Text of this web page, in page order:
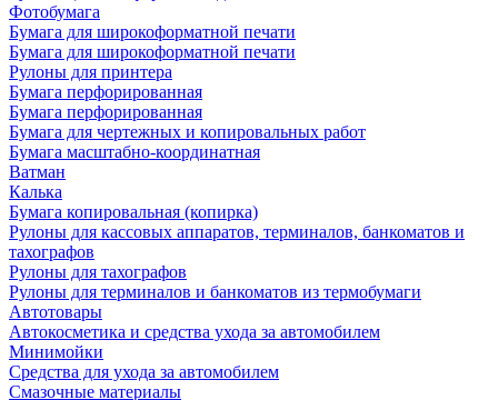
Фотобумага
Бумага для широкоформатной печати
Бумага для широкоформатной печати
Рулоны для принтера
Бумага перфорированная
Бумага перфорированная
Бумага для чертежных и копировальных работ
Бумага масштабно-координатная
Ватман
Калька
Бумага копировальная (копирка)
Рулоны для кассовых аппаратов, терминалов, банкоматов и
тахографов
Рулоны для тахографов
Рулоны для терминалов и банкоматов из термобумаги
Автотовары
Автокосметика и средства ухода за автомобилем
Минимойки
Средства для ухода за автомобилем
Смазочные материалы